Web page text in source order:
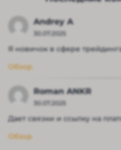
Andrey A
30.07.2025
Я новичок в сфере
Обзор
Roman ANKR
30.07.2025
Дает связки и ссылку на
Обзор